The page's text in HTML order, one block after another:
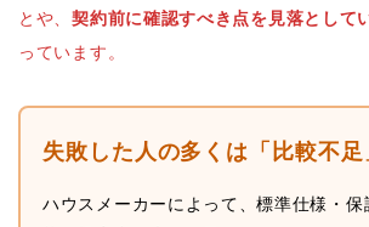
とや、契約前に確認すべき点を見落として
っています。
失敗した人の多くは「比較不足
ハウスメーカーによって、標準仕様・保